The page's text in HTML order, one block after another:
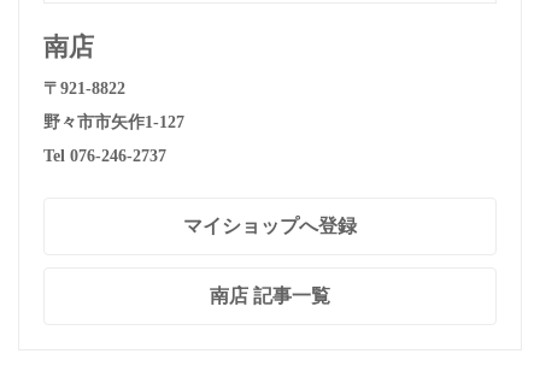
南店
〒921-8822
野々市市矢作1-127
Tel 076-246-2737
マイショップへ登録
南店 記事一覧